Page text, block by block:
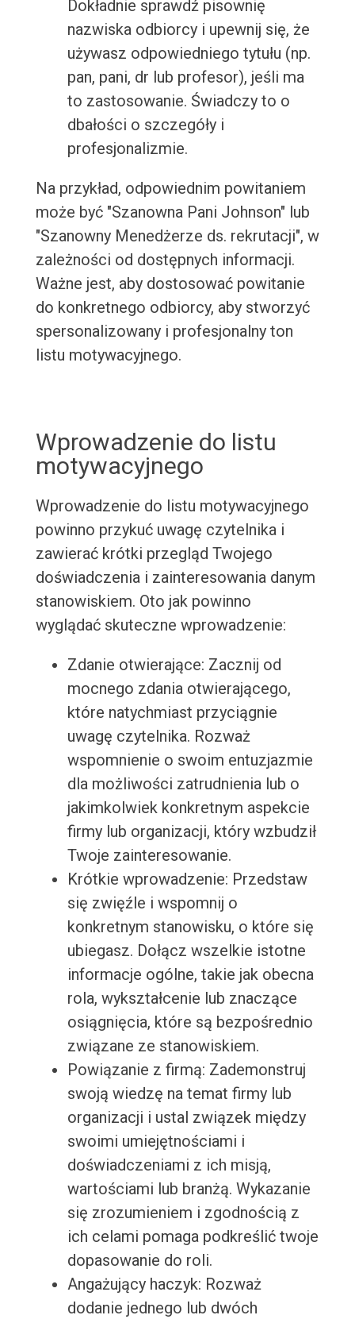
Dokładnie sprawdź pisownię
nazwiska odbiorcy i upewnij się, że
używasz odpowiedniego tytułu (np.
pan, pani, dr lub profesor), jeśli ma
to zastosowanie. Świadczy to o
dbałości o szczegóły i
profesjonalizmie.
Na przykład, odpowiednim powitaniem
może być "Szanowna Pani Johnson" lub
"Szanowny Menedżerze ds. rekrutacji", w
zależności od dostępnych informacji.
Ważne jest, aby dostosować powitanie
do konkretnego odbiorcy, aby stworzyć
spersonalizowany i profesjonalny ton
listu motywacyjnego.
Wprowadzenie do listu
motywacyjnego
Wprowadzenie do listu motywacyjnego
powinno przykuć uwagę czytelnika i
zawierać krótki przegląd Twojego
doświadczenia i zainteresowania danym
stanowiskiem. Oto jak powinno
wyglądać skuteczne wprowadzenie:
Zdanie otwierające: Zacznij od
mocnego zdania otwierającego,
które natychmiast przyciągnie
uwagę czytelnika. Rozważ
wspomnienie o swoim entuzjazmie
dla możliwości zatrudnienia lub o
jakimkolwiek konkretnym aspekcie
firmy lub organizacji, który wzbudził
Twoje zainteresowanie.
Krótkie wprowadzenie: Przedstaw
się zwięźle i wspomnij o
konkretnym stanowisku, o które się
ubiegasz. Dołącz wszelkie istotne
informacje ogólne, takie jak obecna
rola, wykształcenie lub znaczące
osiągnięcia, które są bezpośrednio
związane ze stanowiskiem.
Powiązanie z firmą: Zademonstruj
swoją wiedzę na temat firmy lub
organizacji i ustal związek między
swoimi umiejętnościami i
doświadczeniami z ich misją,
wartościami lub branżą. Wykazanie
się zrozumieniem i zgodnością z
ich celami pomaga podkreślić twoje
dopasowanie do roli.
Angażujący haczyk: Rozważ
dodanie jednego lub dwóch